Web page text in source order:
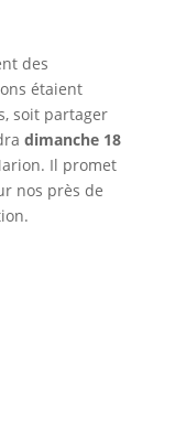
des
étaient
soit partager
dimanche 18
Il promet
nos près de